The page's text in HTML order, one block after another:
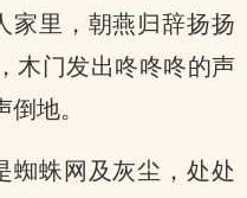
家里，朝燕归辞扬扬
木门发出咚咚咚的声
地。
蜘蛛网及灰尘，处处